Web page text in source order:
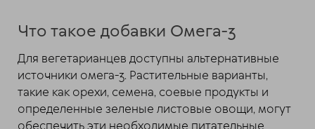
Что такое добавки Омега-3
Для вегетарианцев доступны альтернативные
источники омега-3. Растительные варианты,
такие как орехи, семена, соевые продукты и
определенные зеленые листовые овощи, могут
обеспечить эти необходимые питательные